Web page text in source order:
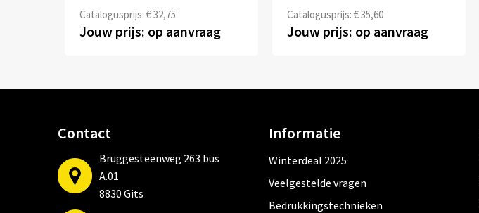
Catalogusprijs: € 32,75
Jouw prijs: op aanvraag
Catalogusprijs: € 35,60
Jouw prijs: op aanvraag
Contact
Bruggesteenweg 263 bus
A.01
8830 Gits
Informatie
Winterdeal 2025
Veelgestelde vragen
Bedrukkingstechnieken